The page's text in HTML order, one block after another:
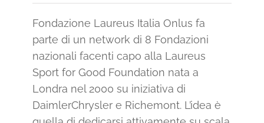
Fondazione Laureus Italia Onlus fa
parte di un network di 8 Fondazioni
nazionali facenti capo alla Laureus
Sport for Good Foundation nata a
Londra nel 2000 su iniziativa di
DaimlerChrysler e Richemont. L’idea è